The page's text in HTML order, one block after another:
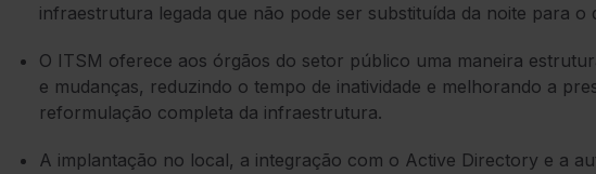
infraestrutura legada que não pode ser substituída da noite para o
O ITSM oferece aos órgãos do setor público uma maneira
e mudanças, reduzindo o tempo de inatividade e melhorando a
reformulação completa da infraestrutura.
A implantação no local, a integração com o Active Directory e a